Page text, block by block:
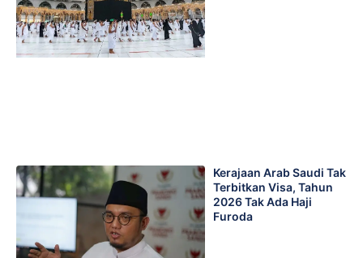
Kerajaan Arab Saudi Tak
Terbitkan Visa, Tahun
2026 Tak Ada Haji
Furoda